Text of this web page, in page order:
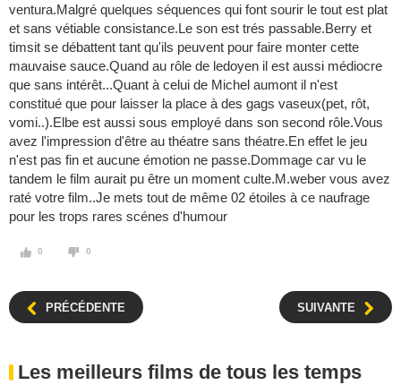
ventura.Malgré quelques séquences qui font sourir le tout est plat
et sans vétiable consistance.Le son est trés passable.Berry et
timsit se débattent tant qu'ils peuvent pour faire monter cette
mauvaise sauce.Quand au rôle de ledoyen il est aussi médiocre
que sans intérêt...Quant à celui de Michel aumont il n'est
constitué que pour laisser la place à des gags vaseux(pet, rôt,
vomi..).Elbe est aussi sous employé dans son second rôle.Vous
avez l'impression d'être au théatre sans théatre.En effet le jeu
n'est pas fin et aucune émotion ne passe.Dommage car vu le
tandem le film aurait pu être un moment culte.M.weber vous avez
raté votre film..Je mets tout de même 02 étoiles à ce naufrage
pour les trops rares scénes d'humour
0 0
PRÉCÉDENTE SUIVANTE
Les meilleurs films de tous les temps